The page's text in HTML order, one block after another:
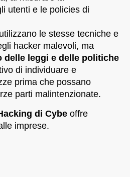
utenti e le policies di
le stesse tecniche e
hacker malevoli, ma
delle leggi e delle politiche
di individuare e
prima che possano
parti malintenzionate.
di Cybe offre
imprese.